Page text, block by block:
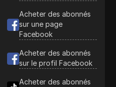
Acheter des abonnés
sur une page
Facebook
Acheter des abonnés
sur le profil Facebook
Acheter des abonnés